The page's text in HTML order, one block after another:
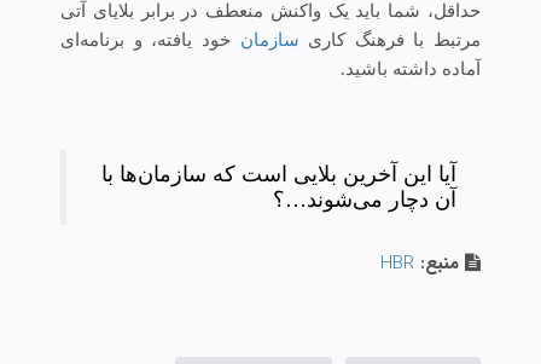
حداقل، شما باید یک واکنش منعطف در برابر بلایای آتی
مرتبط با فرهنگ کاری سازمان خود یافته، و برنامه‌ای
آماده داشته باشید.
آیا این آخرین بلایی است که سازمان‌ها با
آن دچار می‌شوند…؟
منبع: HBR